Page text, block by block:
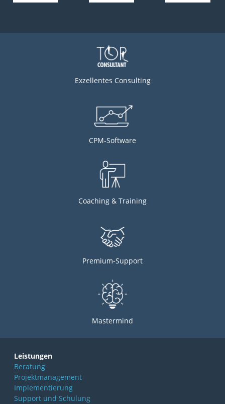
Exzellentes Consulting
CPM-Software
Coaching & Training
Premium-Support
Mastermind
Leistungen
Beratung
Projektmanagement
Implementierung
Support und Schulung